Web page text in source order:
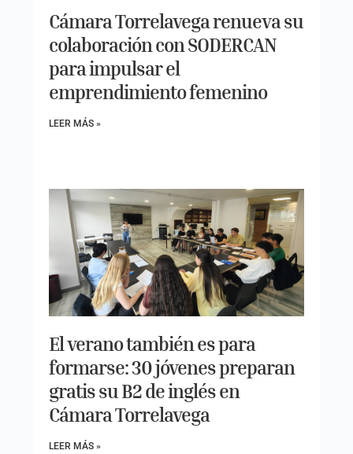
Cámara Torrelavega renueva su
colaboración con SODERCAN
para impulsar el
emprendimiento femenino
LEER MÁS »
El verano también es para
formarse: 30 jóvenes preparan
gratis su B2 de inglés en
Cámara Torrelavega
LEER MÁS »